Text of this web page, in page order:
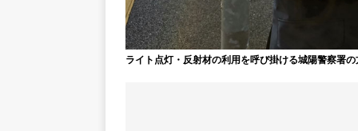
ライト点灯・反射材の利用を呼び掛ける城陽警察署の